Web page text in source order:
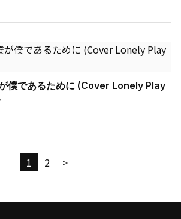
僕であるために (Cover Lonely Play
1 2 >